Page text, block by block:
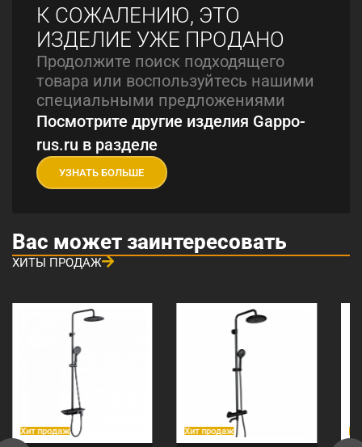
К СОЖАЛЕНИЮ, ЭТО
ИЗДЕЛИЕ УЖЕ ПРОДАНО
Продолжите поиск подходящего
товара или воспользуйтесь нашими
специальными предложениями
Посмотрите другие изделия Gappo-
rus.ru в разделе
УЗНАТЬ БОЛЬШЕ
Вас может заинтересовать
ХИТЫ ПРОДАЖ
Хит продаж Хит продаж